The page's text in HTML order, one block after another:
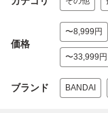
価格
〜8,999円
〜33,999円
ブランド BANDAI